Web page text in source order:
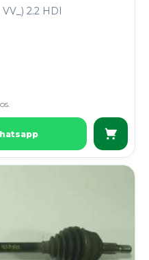
2.2 HDI